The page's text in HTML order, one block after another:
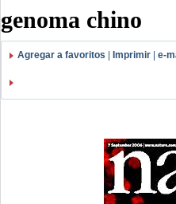
genoma chino
Agregar a favoritos Imprimir e-